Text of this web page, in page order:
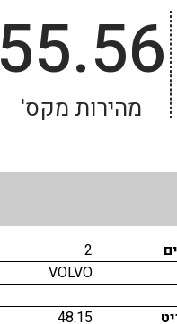
55.56
מהירות מקס'
2
VOLVO
48.15